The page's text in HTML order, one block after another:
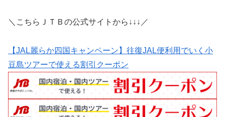
＼こちらＪＴＢの公式サイトから↓↓↓／
【JAL麗らか四国キャンペーン】往復JAL便利用でいく小
豆島ツアーで使える割引クーポン